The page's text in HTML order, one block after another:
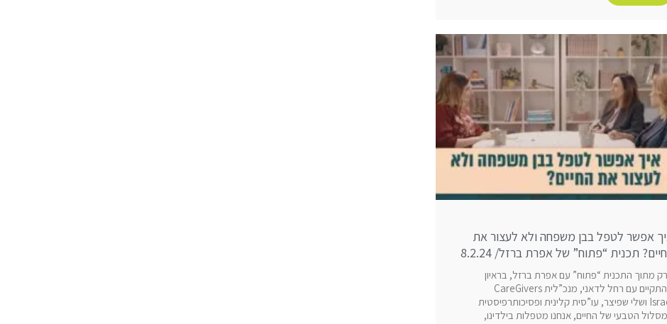
אפשר לטפל בבן משפחה ולא לעצור את
תכנית “פתוח” של אפרת ברזל/ 8.2.24
מתוך התכנית “פתוח” עם אפרת ברזל, בראיון
שהתקיים עם רחל לדאני, מנכ”לית CareGivers
Israel ושלי שפיצר, עו”סית קלינית ופסיכותרפיסטית
הטבעי של החיים, אנחנו מטפלות בילדינו,